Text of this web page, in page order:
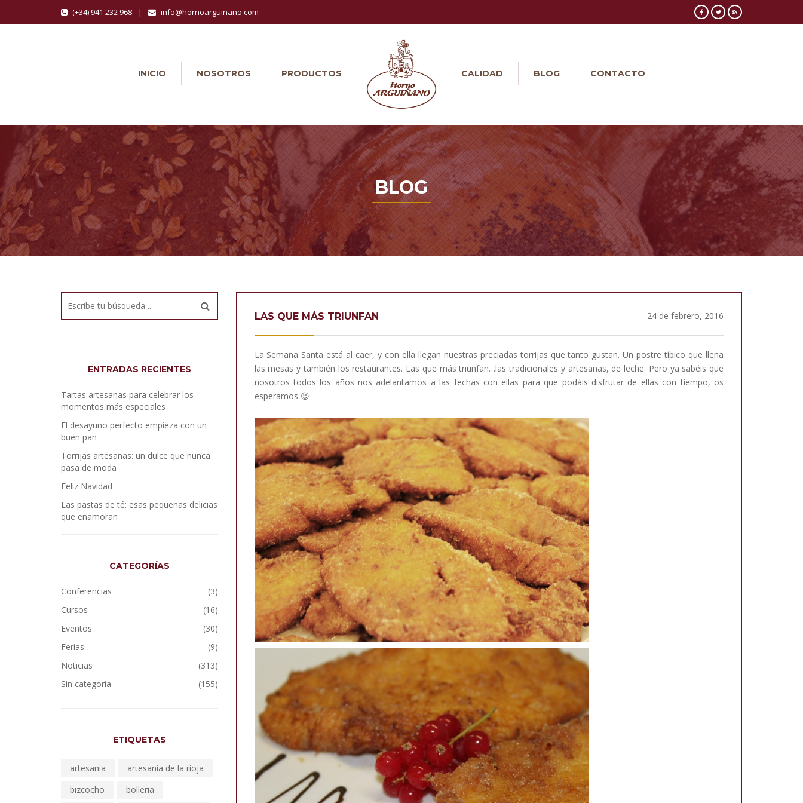
(+34) 941 232 968 | info@hornoarguinano.com
INICIO NOSOTROS PRODUCTOS CALIDAD BLOG CONTACTO
BLOG
LAS QUE MÁS TRIUNFAN 24 de febrero, 2016
La Semana Santa está al caer, y con ella llegan nuestras preciadas torrijas que tanto gustan. Un postre típico que llena
las mesas y también los restaurantes. Las que más triunfan…las tradicionales y artesanas, de leche. Pero ya sabéis que
nosotros todos los años nos adelantamos a las fechas con ellas para que podáis disfrutar de ellas con tiempo, os
esperamos 😉
ENTRADAS RECIENTES
Tartas artesanas para celebrar los
momentos más especiales
El desayuno perfecto empieza con un
buen pan
Torrijas artesanas: un dulce que nunca
pasa de moda
Feliz Navidad
Las pastas de té: esas pequeñas delicias
que enamoran
CATEGORÍAS
Conferencias
(3)
Cursos
(16)
Eventos
(30)
Ferias
(9)
Noticias
(313)
Sin categoría
(155)
ETIQUETAS
artesania
artesania de la rioja
bizcocho
bolleria